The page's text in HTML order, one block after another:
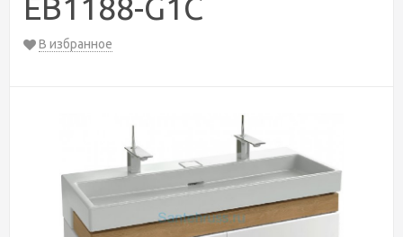
EB1188-G1C
В избранное